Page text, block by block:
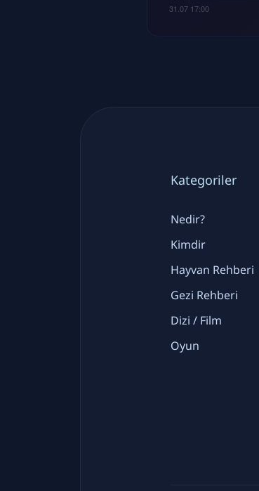
Kategoriler
Nedir?
Kimdir
Hayvan Rehberi
Gezi Rehberi
Dizi / Film
Oyun